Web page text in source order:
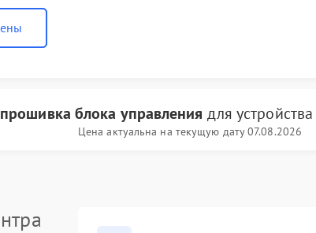
прошивка блока управления для устройства
Цена актуальна на текущую дату 07.08.2026